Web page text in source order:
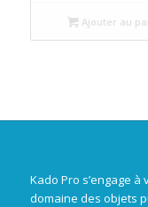
Ajouter au
Kado Pro s’engage
domaine des objets